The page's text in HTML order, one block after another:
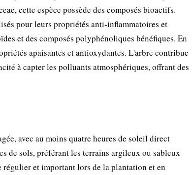
cette espèce possède des composés bioactifs.
pour leurs propriétés anti-inflammatoires et
et des composés polyphénoliques bénéfiques. En
apaisantes et antioxydantes. L'arbre contribue
à capter les polluants atmosphériques, offrant des
avec au moins quatre heures de soleil direct
de sols, préférant les terrains argileux ou sableux
et important lors de la plantation et en